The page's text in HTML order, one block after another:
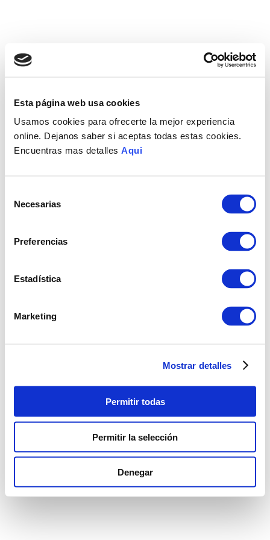
Esta página web usa cookies
Usamos cookies para ofrecerte la mejor experiencia
online. Dejanos saber si aceptas todas estas cookies.
Encuentras mas detalles Aqui
Necesarias
Preferencias
Estadística
Marketing
Mostrar detalles
Permitir todas
Permitir la selección
Denegar